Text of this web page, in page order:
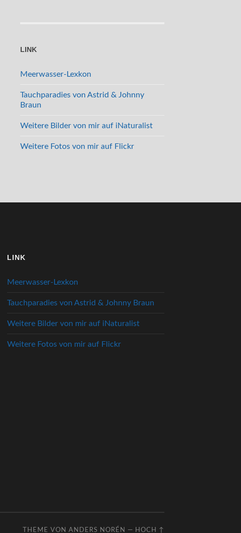
LINK
Meerwasser-Lexkon
Tauchparadies von Astrid & Johnny
Braun
Weitere Bilder von mir auf iNaturalist
Weitere Fotos von mir auf Flickr
LINK
Meerwasser-Lexkon
Tauchparadies von Astrid & Johnny Braun
Weitere Bilder von mir auf iNaturalist
Weitere Fotos von mir auf Flickr
THEME VON ANDERS NORÉN — HOCH ↑